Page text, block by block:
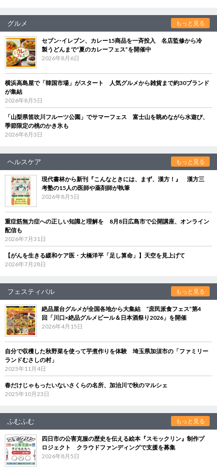
グルメ もっと見る
セブン‐イレブン、カレー15商品を一斉投入 名店監修から冷
製うどんまで“夏のカレーフェス”を開催中
2026年8月6日
横浜高島屋で「韓国市場」がスタート 人気グルメから雑貨まで約30ブランド
が集結
2026年8月5日
「山梨県笛吹川フルーツ公園」でサマーフェス 富士山を眺めながら水遊び、
季節限定の桃のかき氷も
2026年8月3日
ヘルスケア もっと見る
現代書林から新刊『こんなときには、まず、漢方！』 漢方三
考塾の15人の医師や薬剤師が執筆
2026年8月5日
重症筋無力症への正しい知識と理解を 8月8日広島市で公開講座、オンライン
配信も
2026年7月31日
【がんを生きる緩和ケア医・大橋洋平「足し算命」】天空を見上げて
2026年7月28日
フェスティバル もっと見る
絶品屋台グルメが全国各地から大集結 “庶民派食フェス”第4
回「川口×絶品グルメビール＆日本酒祭り2026」を開催
2026年4月15日
自分で収穫した秋野菜を使って芋煮作りを体験 埼玉県加須市の「ファミリー
ランドむさしの村」
2025年11月4日
春だけじゃもったいないさくらの名所、加治川で秋のマルシェ
2025年10月23日
ふむふむ もっと見る
四日市の公害克服の歴史を伝える絵本『スモックリン』制作プ
ロジェクト クラウドファンディングで支援を募集
2026年8月5日